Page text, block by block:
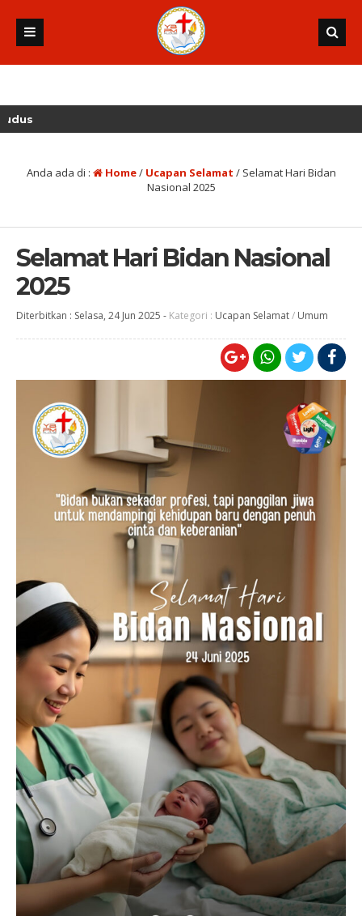
Anda ada di : Home/ Ucapan Selamat / Selamat Hari Bidan
Nasional 2025
Selamat Hari Bidan Nasional
2025
Diterbitkan : Selasa, 24 Jun 2025 - Kategori : Ucapan Selamat/ Umum